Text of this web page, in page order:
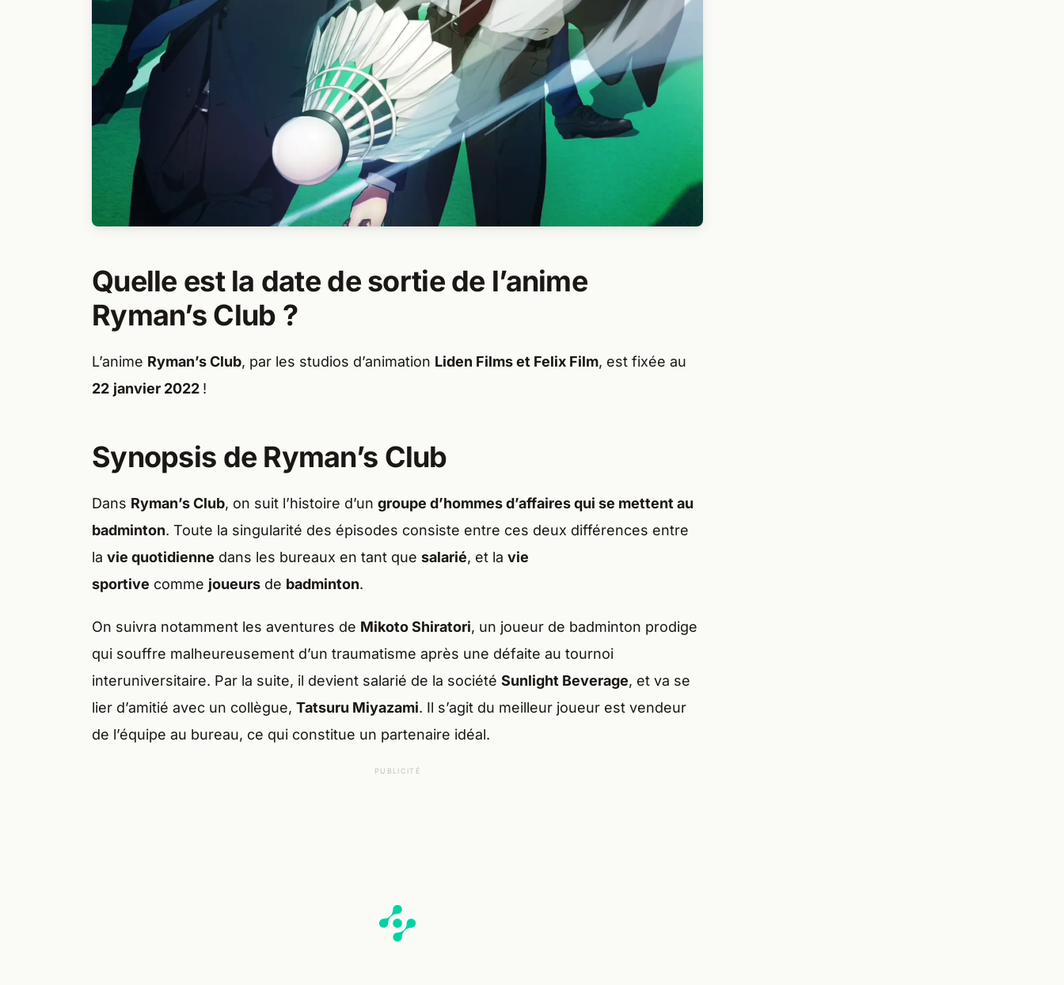
Quelle est la date de sortie de l’anime
Ryman’s Club ?
L’anime Ryman’s Club, par les studios d’animation Liden Films et Felix Film, est fixée au
22 janvier 2022 !
Synopsis de Ryman’s Club
Dans Ryman’s Club, on suit l’histoire d’un groupe d’hommes d’affaires qui se mettent au
badminton. Toute la singularité des épisodes consiste entre ces deux différences entre
la vie quotidienne dans les bureaux en tant que salarié, et la vie
sportive comme joueurs de badminton.
On suivra notamment les aventures de Mikoto Shiratori, un joueur de badminton prodige
qui souffre malheureusement d’un traumatisme après une défaite au tournoi
interuniversitaire. Par la suite, il devient salarié de la société Sunlight Beverage, et va se
lier d’amitié avec un collègue, Tatsuru Miyazami. Il s’agit du meilleur joueur est vendeur
de l’équipe au bureau, ce qui constitue un partenaire idéal.
PUBLICITÉ